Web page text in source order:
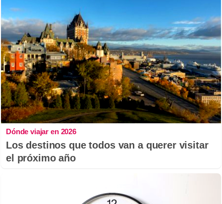
Dónde viajar en 2026
Los destinos que todos van a querer visitar
el próximo año